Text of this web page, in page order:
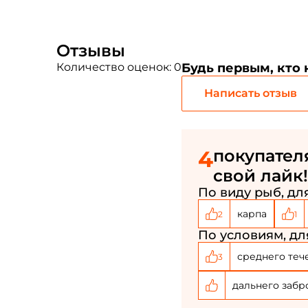
Отзывы
Количество оценок: 0Будь первым, кто
Написать отзыв
4
свой лайк!
По виду рыб,
2 карпа 1
По условиям,
3 среднего
дальнего